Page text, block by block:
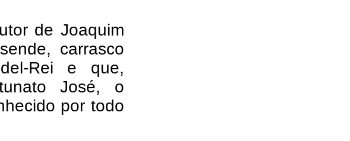
de Joaquim
carrasco
Rei e que,
José, o
por todo